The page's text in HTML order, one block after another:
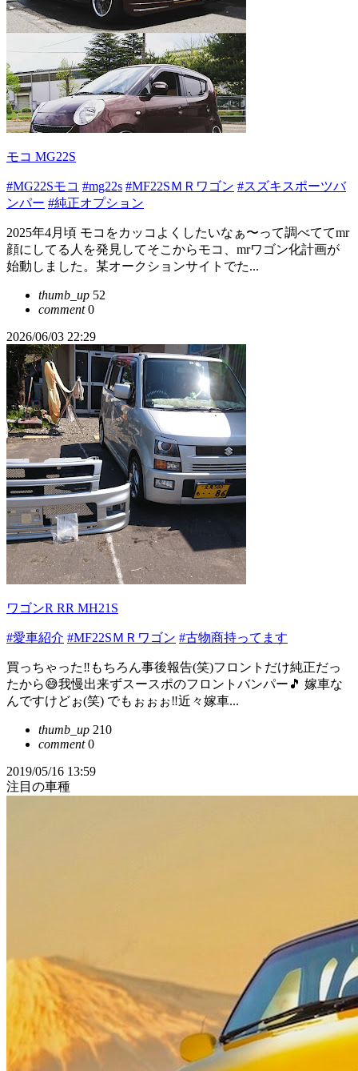
モコ MG22S
#MG22Sモコ #mg22s #MF22SＭＲワゴン #スズキスポーツバ
ンパー #純正オプション
2025年4月頃 モコをカッコよくしたいなぁ〜って調べててmr
顔にしてる人を発見してそこからモコ、mrワゴン化計画が
始動しました。某オークションサイトでた...
thumb_up 52
comment0
2026/06/03 22:29
ワゴンR RR MH21S
#愛車紹介 #MF22SＭＲワゴン #古物商持ってます
買っちゃった‼️もちろん事後報告(笑)フロントだけ純正だっ
たから😅我慢出来ずスースポのフロントバンパー🎵 嫁車な
んですけどぉ(笑) でもぉぉぉ‼️近々嫁車...
thumb_up 210
comment0
2019/05/16 13:59
注目の車種